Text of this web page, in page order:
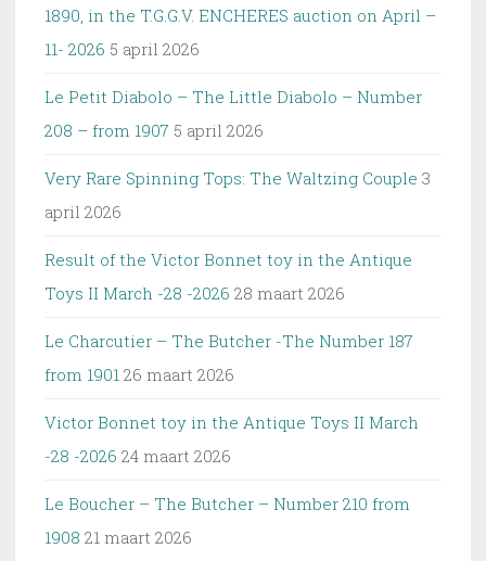
1890, in the T.G.G.V. ENCHERES auction on April –
11- 2026 5 april 2026
Le Petit Diabolo – The Little Diabolo – Number
208 – from 1907 5 april 2026
Very Rare Spinning Tops: The Waltzing Couple 3
april 2026
Result of the Victor Bonnet toy in the Antique
Toys II March -28 -2026 28 maart 2026
Le Charcutier – The Butcher -The Number 187
from 1901 26 maart 2026
Victor Bonnet toy in the Antique Toys II March
-28 -2026 24 maart 2026
Le Boucher – The Butcher – Number 210 from
1908 21 maart 2026